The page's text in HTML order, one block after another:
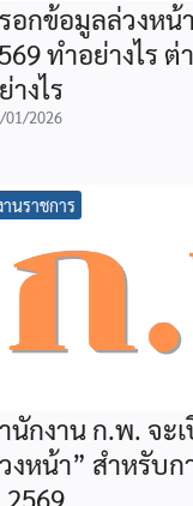
อกข้อมูลล่วงห
ทำอย่างไร ต่
างไร
01/2026
านราชการ
นักงาน ก.พ. จะ
งหน้า” สำหรับ